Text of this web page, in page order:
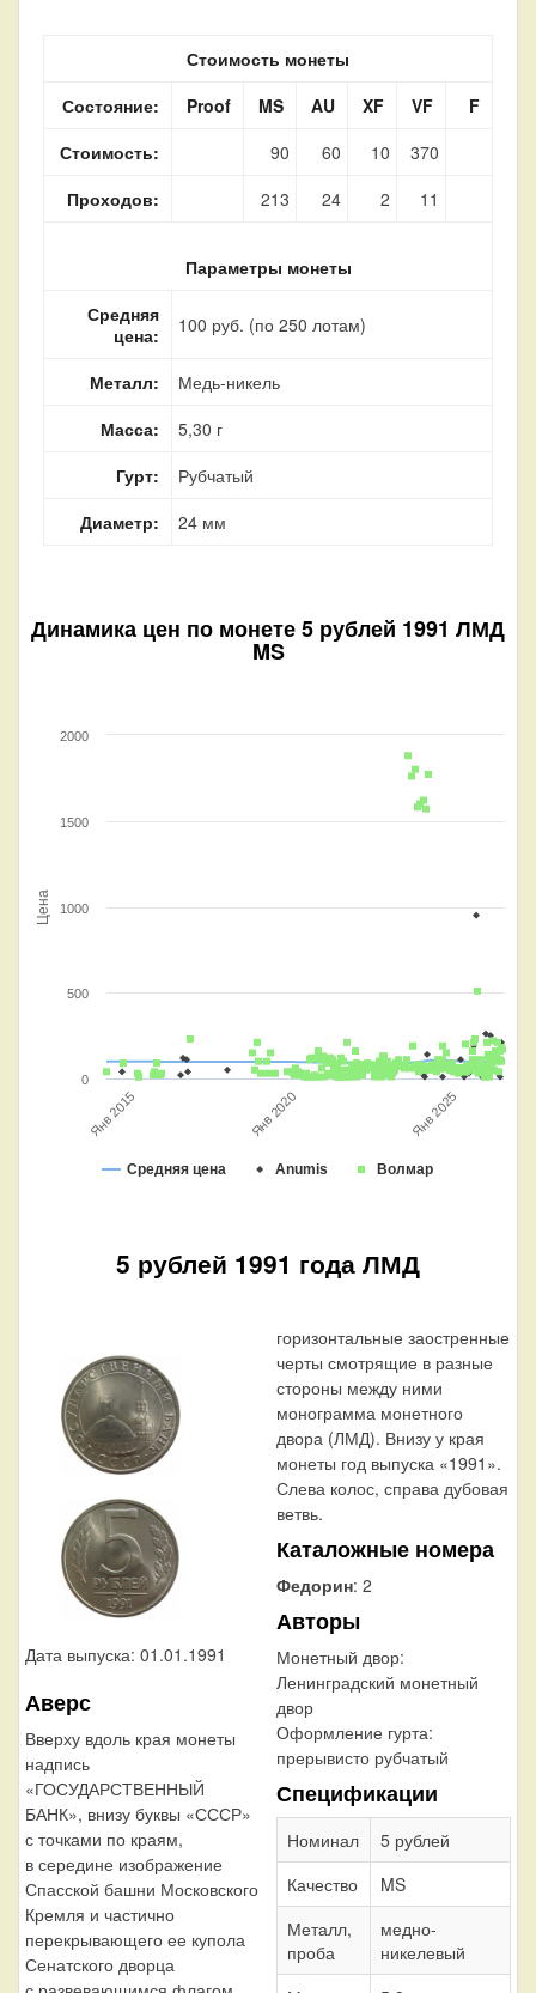
Стоимость монеты
Состояние:
Proof MS AU XF VF
F
Стоимость:
90 60 10
370
Проходов:
213 24 2 11
Параметры монеты
Средняя
цена:
100 руб. (по 250 лотам)
Металл:
Медь-никель
Масса:
5,30 г
Гурт:
Рубчатый
Диаметр:
24 мм
Динамика цен по монете5 рублей 1991 ЛМД
MS
Цена
Средняя цена Anumis Волмар
Янв 2020
Янв 2015 Янв 2025
0
500
1000
1500
2000
5 рублей 1991 года ЛМД
Дата выпуска: 01.01.1991
Аверс
Вверху вдоль края монеты
надпись
«ГОСУДАРСТВЕННЫЙ
БАНК», внизу буквы «СССР»
с точками по краям,
в середине изображение
Спасской башни Московского
Кремля и частично
перекрывающего ее купола
Сенатского дворца
горизонтальные заостренные
черты смотрящие в разные
стороны между ними
монограмма монетного
двора (ЛМД). Внизу у края
монеты год выпуска «1991».
Слева колос, справа дубовая
ветвь.
Каталожные номера
Федорин: 2
Авторы
Монетный двор:
Ленинградский монетный
двор
Оформление гурта:
прерывисто рубчатый
Спецификации
Номинал
5 рублей
Качество
MS
Металл,
проба
медно-
никелевый